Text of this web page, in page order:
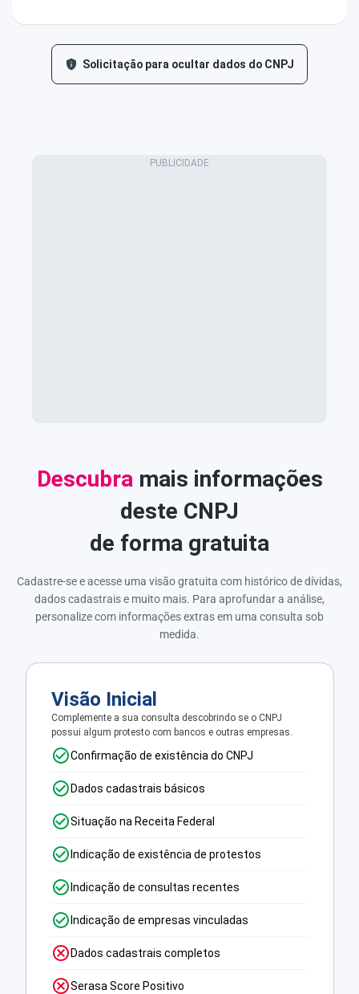
Solicitação para ocultar dados do CNPJ
Descubra mais informações
deste CNPJ
de forma gratuita
Cadastre-se e acesse uma visão gratuita com histórico de dívidas,
dados cadastrais e muito mais. Para aprofundar a análise,
personalize com informações extras em uma consulta sob
medida.
Visão Inicial
Complemente a sua consulta descobrindo se o CNPJ
possui algum protesto com bancos e outras empresas.
Confirmação de existência do CNPJ
Dados cadastrais básicos
Situação na Receita Federal
Indicação de existência de protestos
Indicação de consultas recentes
Indicação de empresas vinculadas
Dados cadastrais completos
Serasa Score Positivo